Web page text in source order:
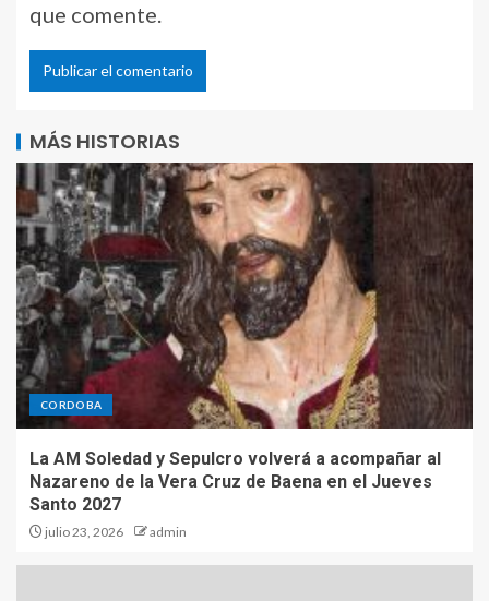
que comente.
MÁS HISTORIAS
CORDOBA
La AM Soledad y Sepulcro volverá a acompañar al
Nazareno de la Vera Cruz de Baena en el Jueves
Santo 2027
julio 23, 2026 admin